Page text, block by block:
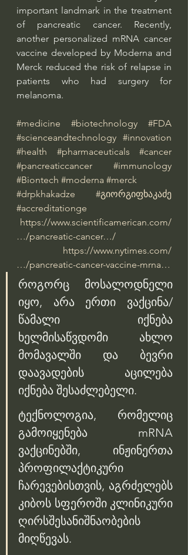
important landmark in the treatment
of pancreatic cancer. Recently,
another personalized mRNA cancer
vaccine developed by Moderna and
Merck reduced the risk of relapse in
patients who had surgery for
melanoma.
#medicine #biotechnology
#FDA
#scienceandtechnology #innovation
#health
#pharmaceuticals
#cancer
#pancreaticcancer
#immunology
#Biontech #moderna #merck
#drpkhakadze
#გიორგიფხაკაძე
#accreditationge
https://www.scientificamerican.com/
…/pancreatic-cancer…/
https://www.nytimes.com/
…/pancreatic-cancer-vaccine-mrna…
როგორც მოსალოდნელი
იყო, არა ერთი ვაქცინა/
წამალი იქნება
ხელმისაწვდომი ახლო
მომავალში და ბევრი
დაავადების აცილება
იქნება შესაძლებელი.
ტექნოლოგია, რომელიც
გამოიყენება mRNA
ვაქცინებში, ინჟინერთა
პროფილაქტიკური
ჩარევებისთვის, აგრძელებს
კიბოს სფეროში კლინიკური
ღირსშესანიშნაობების
მიღწევას.